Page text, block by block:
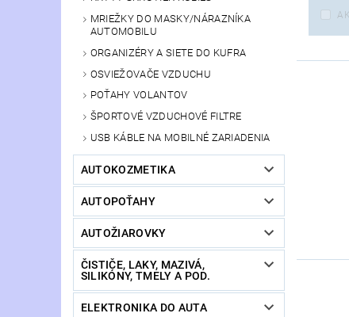
MRIEŽKY DO MASKY/NÁRAZNÍKA
AUTOMOBILU
ORGANIZÉRY A SIETE DO KUFRA
OSVIEŽOVAČE VZDUCHU
POŤAHY VOLANTOV
ŠPORTOVÉ VZDUCHOVÉ FILTRE
USB KÁBLE NA MOBILNÉ ZARIADENIA
AUTOKOZMETIKA
AUTOPOŤAHY
AUTOŽIAROVKY
ČISTIČE, LAKY, MAZIVÁ,
SILIKÓNY, TMELY A POD.
ELEKTRONIKA DO AUTA